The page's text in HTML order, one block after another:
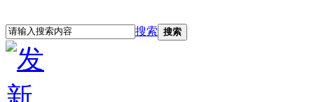
搜索 搜索